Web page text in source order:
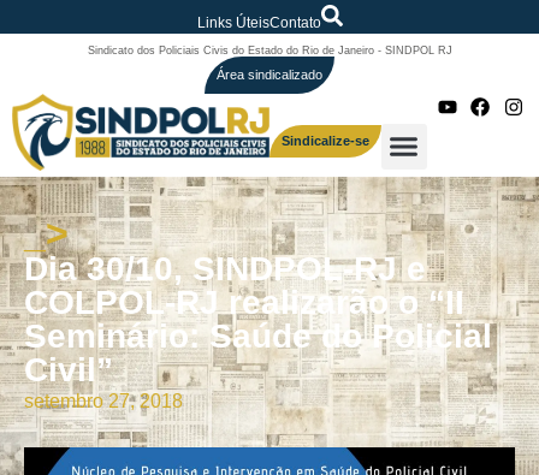
Links ÚteisContato
Sindicato dos Policiais Civis do Estado do Rio de Janeiro - SINDPOL RJ
Área sindicalizado
Sindicalize-se
_>
Dia 30/10, SINDPOL-RJ e
COLPOL-RJ realizarão o “II
Seminário: Saúde do Policial
Civil”
setembro 27, 2018